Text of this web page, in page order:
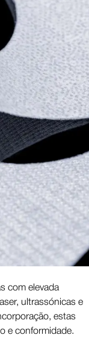
com elevada
ultrassónicas e
estas
e conformidade.